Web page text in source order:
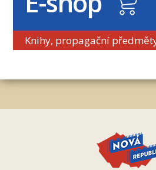
Knihy, propagační